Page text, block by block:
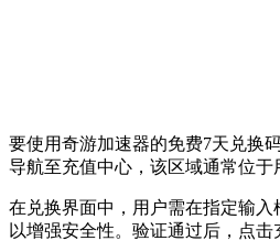
要使用奇游加速器的免费7天兑换
导航至充值中心，该区域通常位
在兑换界面中，用户需在指定输
以增强安全性。验证通过后，点